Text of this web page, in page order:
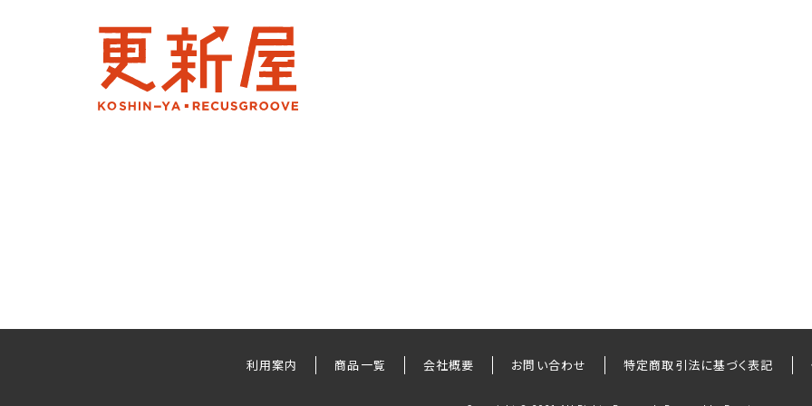
利用案内 商品一覧 会社概要 お問い合わせ 特定商取引法に基づく表記